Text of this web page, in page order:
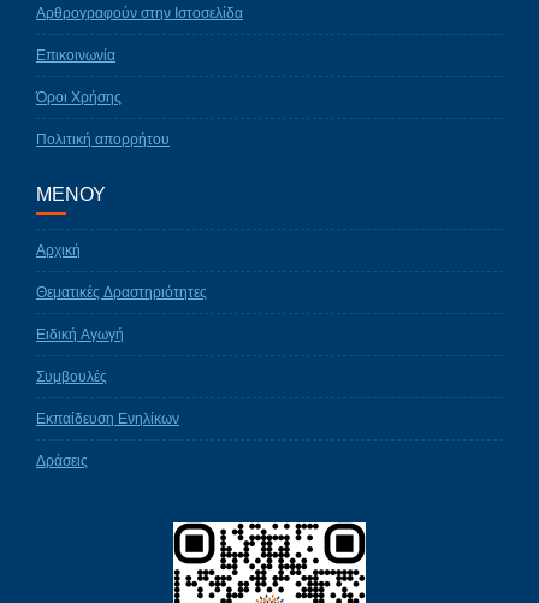
Αρθρογραφούν στην Ιστοσελίδα
Επικοινωνία
Όροι Χρήσης
Πολιτική απορρήτου
ΜΕΝΟΥ
Αρχική
Θεματικές Δραστηριότητες
Ειδική Αγωγή
Συμβουλές
Εκπαίδευση Ενηλίκων
Δράσεις